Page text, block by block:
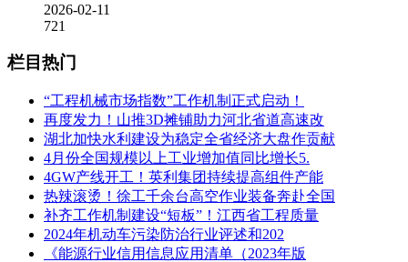
2026-02-11
721
栏目热门
“工程机械市场指数”工作机制正式启动！
再度发力！山推3D摊铺助力河北省道高速改
湖北加快水利建设为稳定全省经济大盘作贡献
4月份全国规模以上工业增加值同比增长5.
4GW产线开工！英利集团持续提高组件产能
热辣滚烫！徐工千余台高空作业装备奔赴全国
补齐工作机制建设“短板”！江西省工程质量
2024年机动车污染防治行业评述和202
《能源行业信用信息应用清单（2023年版